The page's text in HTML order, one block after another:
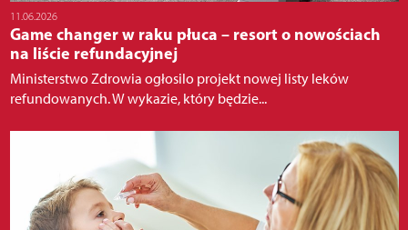
11.06.2026
Game changer w raku płuca – resort o nowościach
na liście refundacyjnej
Ministerstwo Zdrowia ogłosilo projekt nowej listy leków
refundowanych. W wykazie, który będzie...